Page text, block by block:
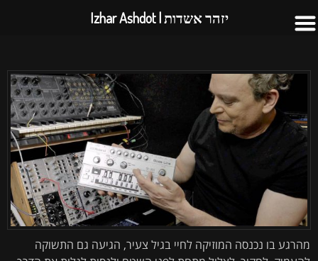
מהרגע בו נכנסה המוזיקה לחיי בגיל צעיר, הגיעה גם התשוקה
יזהר אשדות | Izhar Ashdot